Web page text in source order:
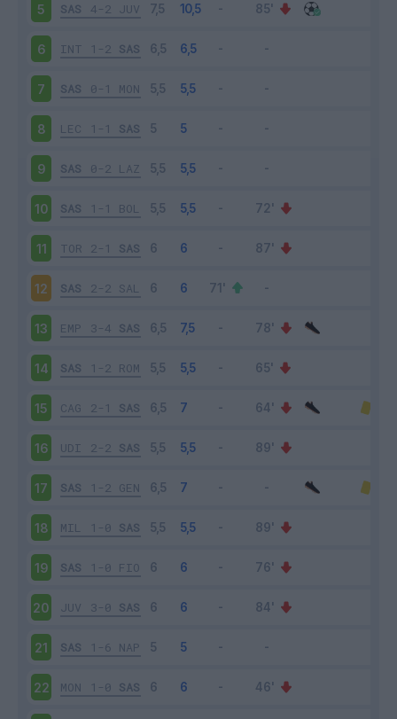
5 SAS 4-2 JUV
6 INT 1-2 SAS
7 SAS 0-1 MON
8 LEC 1-1 SAS
9 SAS 0-2 LAZ
10 SAS 1-1 BOL
11 TOR 2-1 SAS
12 SAS 2-2 SAL
13 EMP 3-4 SAS
14 SAS 1-2 ROM
15 CAG 2-1 SAS
16 UDI 2-2 SAS
17 SAS 1-2 GEN
18 MIL 1-0 SAS
19 SAS 1-0 FIO
20 JUV 3-0 SAS
21 SAS 1-6 NAP
22 MON 1-0 SAS